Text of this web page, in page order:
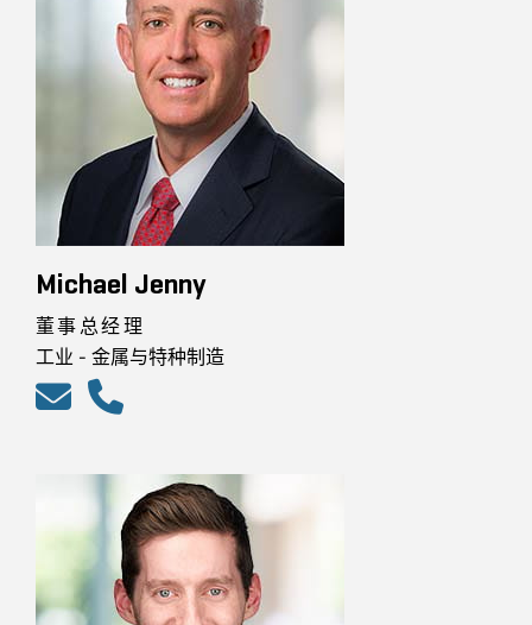
Michael Jenny
董事总经理
工业 - 金属与特种制造